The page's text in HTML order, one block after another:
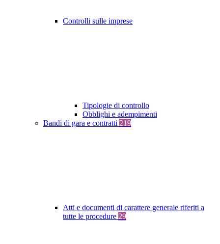
Controlli sulle imprese
Tipologie di controllo
Obblighi e adempimenti
Bandi di gara e contratti 219
Atti e documenti di carattere generale riferiti a
tutte le procedure 29